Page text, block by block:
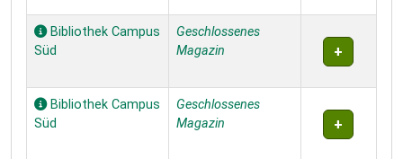
Bibliothek Campus
Süd
Geschlossenes
Magazin
Bibliothek Campus
Süd
Geschlossenes
Magazin